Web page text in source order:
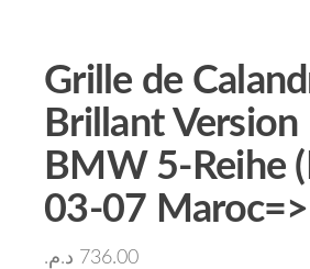
Grille de
Brillant
BMW 5-Reihe
03-07 Maroc=>
736.00 د.م.